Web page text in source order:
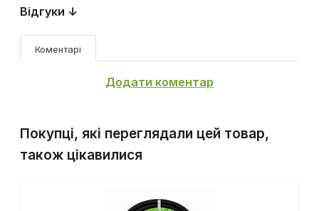
Відгуки ↓
Коментарі
Додати коментар
Покупці, які переглядали цей товар,
також цікавилися